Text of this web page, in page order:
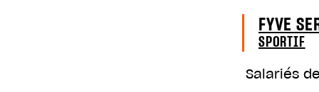
FYVE
SPORTIF
Salariés